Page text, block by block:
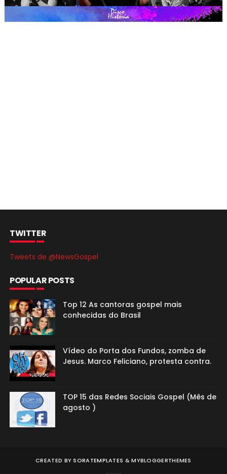
TWITTER
Tweets de @NewsGospel
POPULAR POSTS
Top 12 As cantoras gospel mais
conhecidas do Brasil
Vídeo do Porta dos Fundos, zomba de
Jesus. Marco Feliciano, protesta contra.
TOP 15 das Redes Sociais Gospel (Mês de
agosto )
CREATED BYSORATEMPLATES &MYBLOGGERTHEMES